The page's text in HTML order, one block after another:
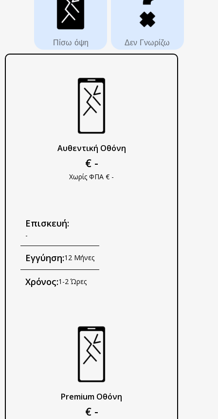
Πίσω όψη Δεν Γνωρίζω
Αυθεντική Οθόνη
€ -
Χωρίς ΦΠΑ € -
Επισκευή:
-
Εγγύηση:12 Μήνες
Χρόνος:1-2 Ώρες
Premium Οθόνη
€ -